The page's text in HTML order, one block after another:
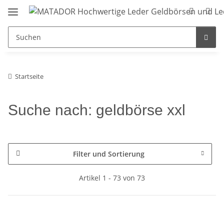
Startseite
Suche nach: geldbörse xxl
Filter und Sortierung
Artikel 1 - 73 von 73